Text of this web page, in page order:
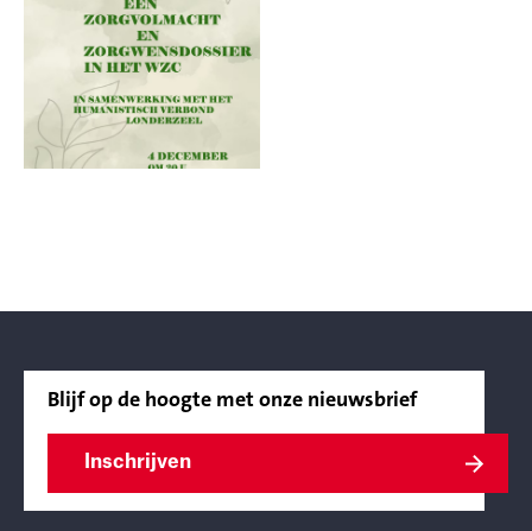
Blijf op de hoogte met onze nieuwsbrief
Inschrijven